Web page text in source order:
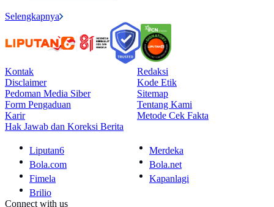
Selengkapnya
Kontak
Redaksi
Disclaimer
Kode Etik
Pedoman Media Siber
Sitemap
Form Pengaduan
Tentang Kami
Karir
Metode Cek Fakta
Hak Jawab dan Koreksi Berita
Liputan6
Merdeka
Bola.com
Bola.net
Fimela
Kapanlagi
Brilio
Connect with us